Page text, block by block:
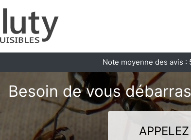
Note moyenne des avis :
Besoin de vous